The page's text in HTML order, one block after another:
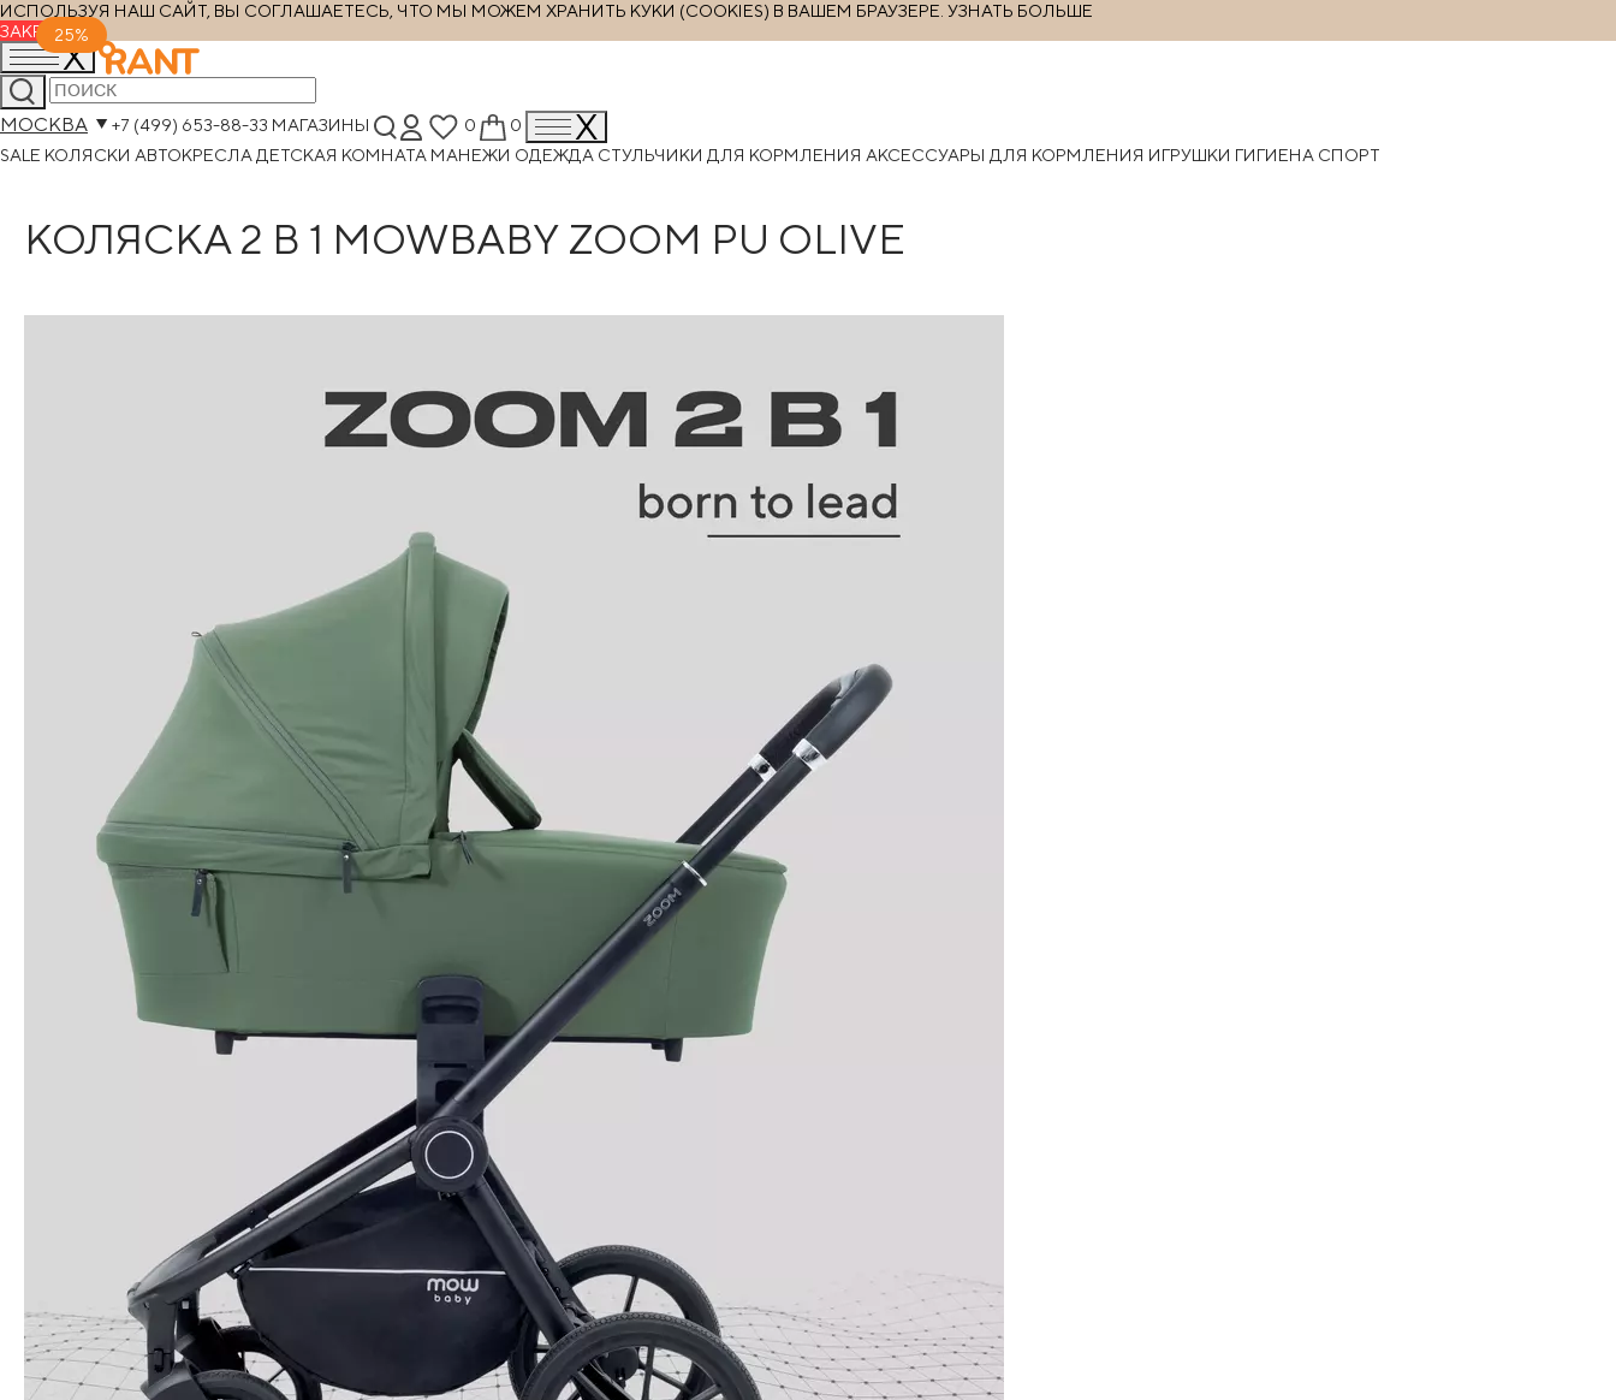
ИСПОЛЬЗУЯ НАШ САЙТ, ВЫ СОГЛАШАЕТЕСЬ, ЧТО МЫ МОЖЕМ ХРАНИТЬ КУКИ (COOKIES) В ВАШЕМ БРАУЗЕРЕ. УЗНАТЬ БОЛЬШЕ
ЗАКРЫТЬ
МОСКВА +7 (499) 653-88-33 МАГАЗИНЫ 0
0
SALE КОЛЯСКИ АВТОКРЕСЛА ДЕТСКАЯ КОМНАТА МАНЕЖИ ОДЕЖДА СТУЛЬЧИКИ ДЛЯ КОРМЛЕНИЯ АКСЕССУАРЫ ДЛЯ КОРМЛЕНИЯ ИГРУШКИ ГИГИЕНА СПОРТ
КОЛЯСКА 2 В 1 MOWBABY ZOOM PU OLIVE
25%